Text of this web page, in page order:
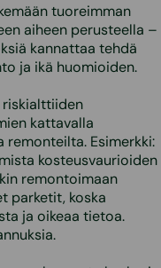
tuoreimman
aiheen perusteella –
kannattaa tehdä
ja ikä huomioiden.
riskialttiiden
kattavalla
Esimerkki:
kosteusvaurioiden
remontoimaan
parketit, koska
ja oikeaa tietoa.